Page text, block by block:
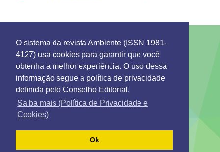
O sistema da revista Ambiente (ISSN 1981-
4127) usa cookies para garantir que você
obtenha a melhor experiência. O uso dessa
informação segue a política de privacidade
definida pelo Conselho Editorial.
Saiba mais (Política de Privacidade e
Cookies)
Ok
This work is licensed under a License
Creative
Commons Attribution 4.0 International.
Environment: Management and Development
Rua 7 de Setembro 231 - Bairro Canarinho ZIP Code.
69306-530
Tel. (95) 2121-0944
Emails: secretaria@remgads.uerr.edu.br
https://remgads.uerr.edu.br